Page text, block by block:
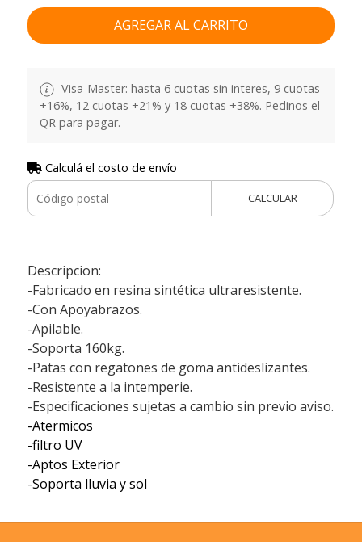
AGREGAR AL CARRITO
Visa-Master: hasta 6 cuotas sin interes, 9 cuotas
+16%, 12 cuotas +21% y 18 cuotas +38%. Pedinos el
QR para pagar.
Calculá el costo de envío
CALCULAR
Descripcion:
-Fabricado en resina sintética ultraresistente.
-Con Apoyabrazos.
-Apilable.
-Soporta 160kg.
-Patas con regatones de goma antideslizantes.
-Resistente a la intemperie.
-Especificaciones sujetas a cambio sin previo aviso.
-Atermicos
-filtro UV
-Aptos Exterior
-Soporta lluvia y sol